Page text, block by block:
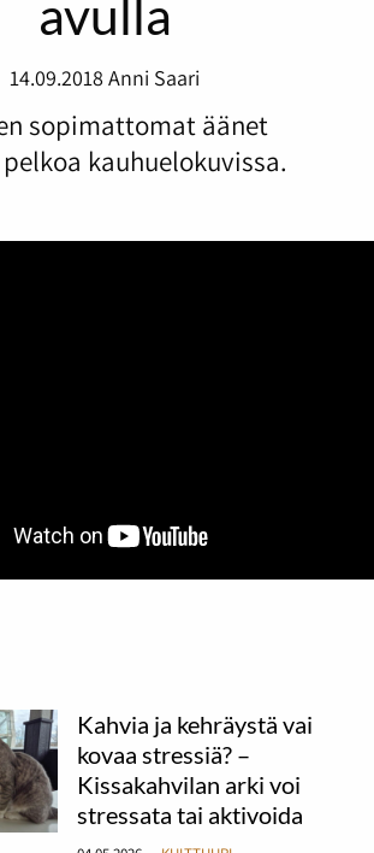
avulla
14.09.2018 Anni Saari
sopimattomat äänet
kauhuelokuvissa.
Kahvia ja kehräystä vai
kovaa stressiä? –
Kissakahvilan arki voi
stressata tai aktivoida